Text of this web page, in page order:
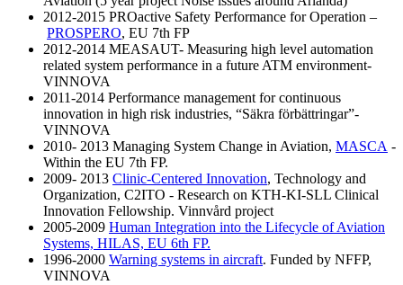
2012-2015 PROactive Safety Performance for Operation –
PROSPERO, EU 7th FP
2012-2014 MEASAUT- Measuring high level automation
related system performance in a future ATM environment-
VINNOVA
2011-2014 Performance management for continuous
innovation in high risk industries, “Säkra förbättringar”-
VINNOVA
2010- 2013 Managing System Change in Aviation, MASCA -
Within the EU 7th FP.
2009- 2013 Clinic-Centered Innovation, Technology and
Organization, C2ITO - Research on KTH-KI-SLL Clinical
Innovation Fellowship. Vinnvård project
2005-2009 Human Integration into the Lifecycle of Aviation
Systems, HILAS, EU 6th FP.
1996-2000 Warning systems in aircraft. Funded by NFFP,
VINNOVA